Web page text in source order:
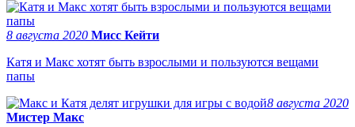
8 августа 2020 Мисс Кейти
Катя и Макс хотят быть взрослыми и пользуются вещами
папы
8 августа 2020
Мистер Макс